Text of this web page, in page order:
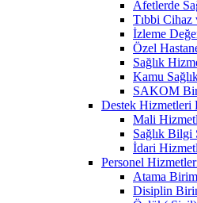
Afetlerde
Tıbbi Cihaz
İzleme
Özel
Sağlık
Kamu
SAKOM
Destek Hizmetleri
Mali
Sağlık Bilgi
İdari
Personel
Atama
Disiplin